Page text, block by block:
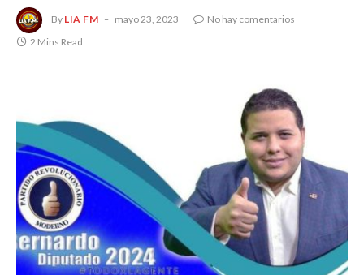
By LIA FM mayo 23, 2023
No hay comentarios
2 Mins Read